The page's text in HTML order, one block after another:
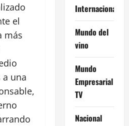
el
más
a una
Internacional
Mundo del
vino
Mundo
Empresarial
TV
Nacional